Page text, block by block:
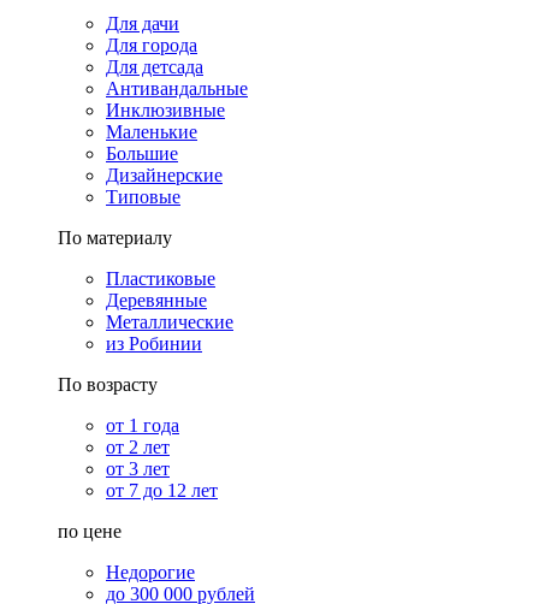
Для дачи
Для города
Для детсада
Антивандальные
Инклюзивные
Маленькие
Большие
Дизайнерские
Типовые
По материалу
Пластиковые
Деревянные
Металлические
из Робинии
По возрасту
от 1 года
от 2 лет
от 3 лет
от 7 до 12 лет
по цене
Недорогие
до 300 000 рублей